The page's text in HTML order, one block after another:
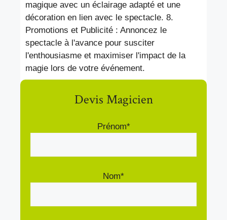
magique avec un éclairage adapté et une
décoration en lien avec le spectacle. 8.
Promotions et Publicité : Annoncez le
spectacle à l'avance pour susciter
l'enthousiasme et maximiser l'impact de la
magie lors de votre événement.
Devis Magicien
Prénom*
Nom*